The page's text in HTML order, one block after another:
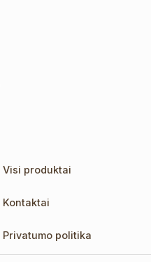
Visi produktai
Kontaktai
Privatumo politika